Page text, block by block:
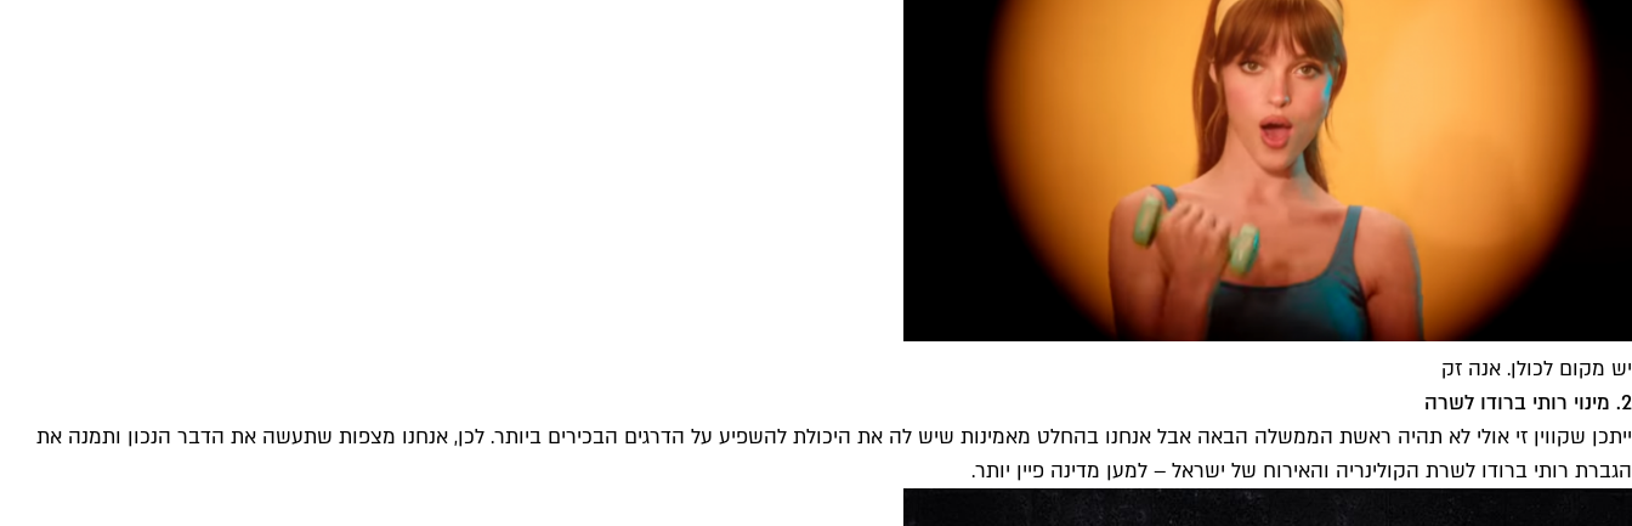
יש מקום לכולן. אנה זק
2. מינוי רותי ברודו לשרה
ייתכן שקווין זי אולי לא תהיה ראשת הממשלה הבאה אבל אנחנו בהחלט מאמינות שיש לה את היכולת להשפיע על הדרגים הבכירים ביותר. לכן, אנחנו מצפות שתעשה את הדבר הנכון ותמנה את
הגברת רותי ברודו לשרת הקולינריה והאירוח של ישראל – למען מדינה פיין יותר.